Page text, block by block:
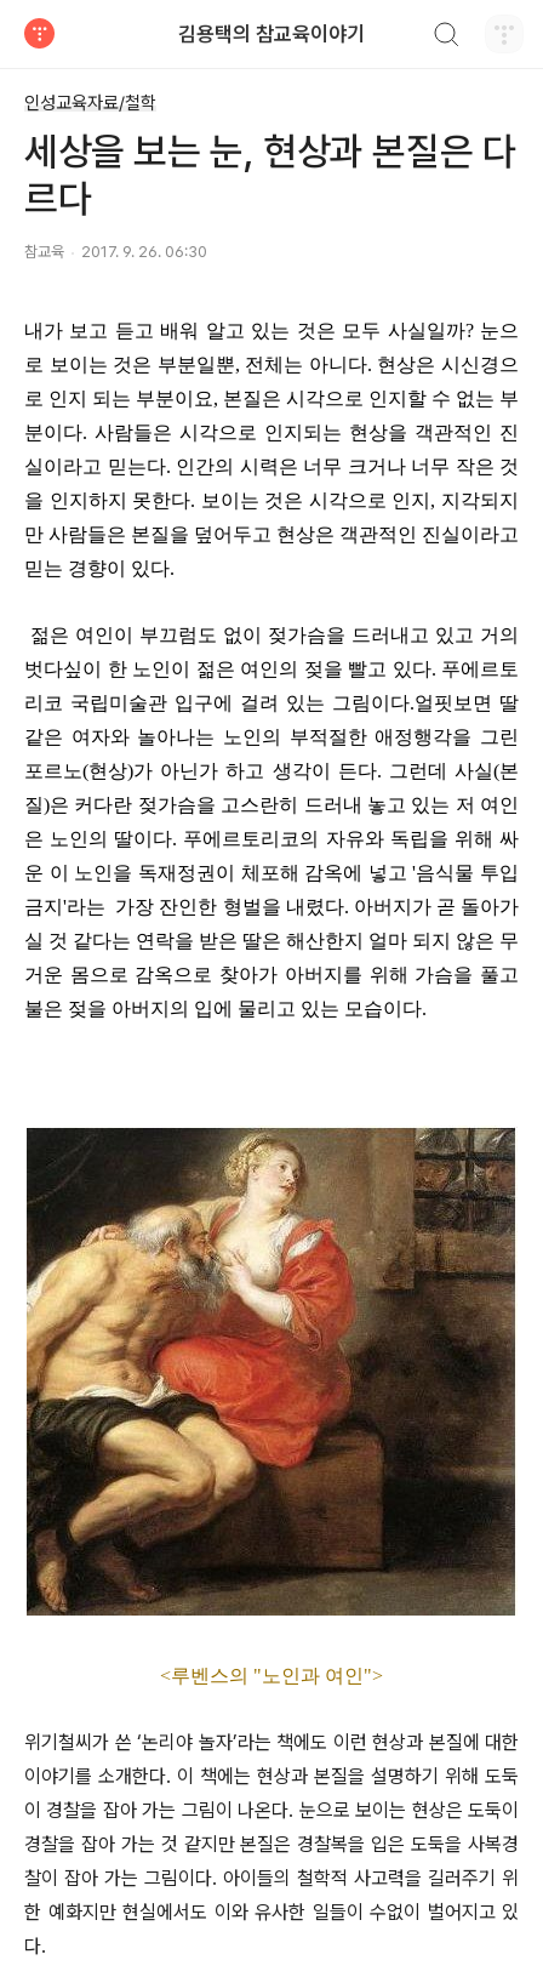
김용택의 참교육이야기
인성교육자료/철학
세상을 보는 눈, 현상과 본질은 다
르다
참교육 2017. 9. 26. 06:30
내가 보고 듣고 배워 알고 있는 것은 모두 사실일까? 눈으
로 보이는 것은 부분일뿐, 전체는 아니다. 현상은 시신경으
로 인지 되는 부분이요, 본질은 시각으로 인지할 수 없는 부
분이다. 사람들은 시각으로 인지되는 현상을 객관적인 진
실이라고 믿는다. 인간의 시력은 너무 크거나 너무 작은 것
을 인지하지 못한다. 보이는 것은 시각으로 인지 , 지각되지
만 사람들은 본질을 덮어두고 현상은 객관적인 진실이라고
믿는 경향이 있다.
젊은 여인이 부끄럼도 없이 젖가슴을 드러내고 있고 거의
벗다싶이 한 노인이 젊은 여인의 젖을 빨고 있다. 푸에르토
리코 국립미술관 입구에 걸려 있는 그림이다.얼핏보면 딸
같은 여자와 놀아나는 노인의 부적절한 애정행각을 그린
포르노(현상)가 아닌가 하고 생각이 든다. 그런데 사실(본
질)은 커다란 젖가슴을 고스란히 드러내 놓고 있는 저 여인
은 노인의 딸이다. 푸에르토리코의 자유와 독립을 위해 싸
운 이 노인을 독재정권이 체포해 감옥에 넣고 '음식물 투입
금지'라는 가장 잔인한 형벌을 내렸다. 아버지가 곧 돌아가
실 것 같다는 연락을 받은 딸은 해산한지 얼마 되지 않은 무
거운 몸으로 감옥으로 찾아가 아버지를 위해 가슴을 풀고
불은 젖을 아버지의 입에 물리고 있는 모습이다.
<루벤스의 "노인과 여인">
위기철씨가 쓴 ‘논리야 놀자’라는 책에도 이런 현상과 본질에 대한
이야기를 소개한다. 이 책에는 현상과 본질을 설명하기 위해 도둑
이 경찰을 잡아 가는 그림이 나온다. 눈으로 보이는 현상은 도둑이
경찰을 잡아 가는 것 같지만 본질은 경찰복을 입은 도둑을 사복경
찰이 잡아 가는 그림이다. 아이들의 철학적 사고력을 길러주기 위
한 예화지만 현실에서도 이와 유사한 일들이 수없이 벌어지고 있
다.